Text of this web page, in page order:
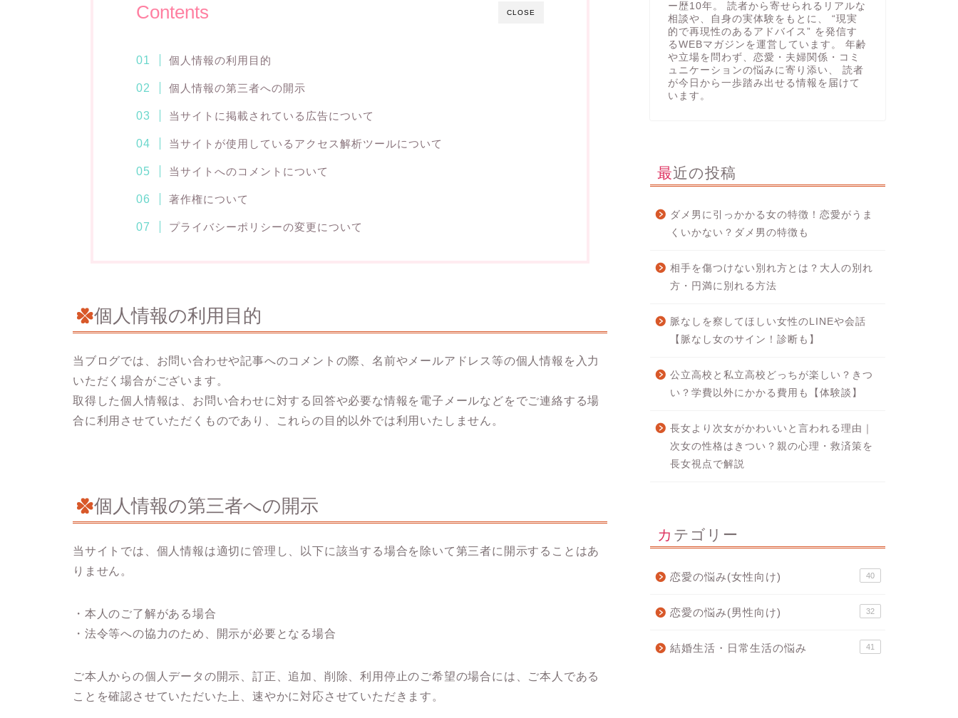
CLOSE
Contents
個人情報の利用目的
個人情報の第三者への開示
当サイトに掲載されている広告について
当サイトが使用しているアクセス解析ツールについて
当サイトへのコメントについて
著作権について
プライバシーポリシーの変更について
個人情報の利用目的
当ブログでは、お問い合わせや記事へのコメントの際、名前やメールアドレス等の個人情報を入力
いただく場合がございます。
取得した個人情報は、お問い合わせに対する回答や必要な情報を電子メールなどをでご連絡する場
合に利用させていただくものであり、これらの目的以外では利用いたしません。
個人情報の第三者への開示
当サイトでは、個人情報は適切に管理し、以下に該当する場合を除いて第三者に開示することはあ
りません。
・本人のご了解がある場合
・法令等への協力のため、開示が必要となる場合
ご本人からの個人データの開示、訂正、追加、削除、利用停止のご希望の場合には、ご本人である
ことを確認させていただいた上、速やかに対応させていただきます。
ー歴10年。 読者から寄せられるリアルな
相談や、自身の実体験をもとに、 “現実
的で再現性のあるアドバイス” を発信す
るWEBマガジンを運営しています。 年齢
や立場を問わず、恋愛・夫婦関係・コミ
ュニケーションの悩みに寄り添い、 読者
が今日から一歩踏み出せる情報を届けて
います。
最近の投稿
ダメ男に引っかかる女の特徴！恋愛がうま
くいかない？ダメ男の特徴も
相手を傷つけない別れ方とは？大人の別れ
方・円満に別れる方法
脈なしを察してほしい女性のLINEや会話
【脈なし女のサイン！診断も】
公立高校と私立高校どっちが楽しい？きつ
い？学費以外にかかる費用も【体験談】
長女より次女がかわいいと言われる理由｜
次女の性格はきつい？親の心理・救済策を
長女視点で解説
カテゴリー
恋愛の悩み(女性向け) 40
恋愛の悩み(男性向け) 32
結婚生活・日常生活の悩み 41